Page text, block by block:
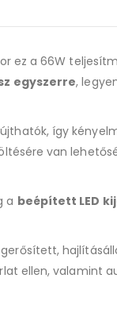
ez a 66W
egyszerre,
így
van
a beépített LED
ellen, valamint